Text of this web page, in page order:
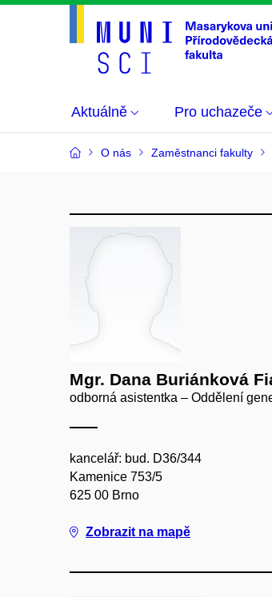
Aktuálně Pro uchazeče
O nás Zaměstnanci fakulty
Mgr. Dana Buriánková
odborná asistentka – Oddělení
kancelář: bud. D36/344
Kamenice 753/5
625 00 Brno
Zobrazit na mapě